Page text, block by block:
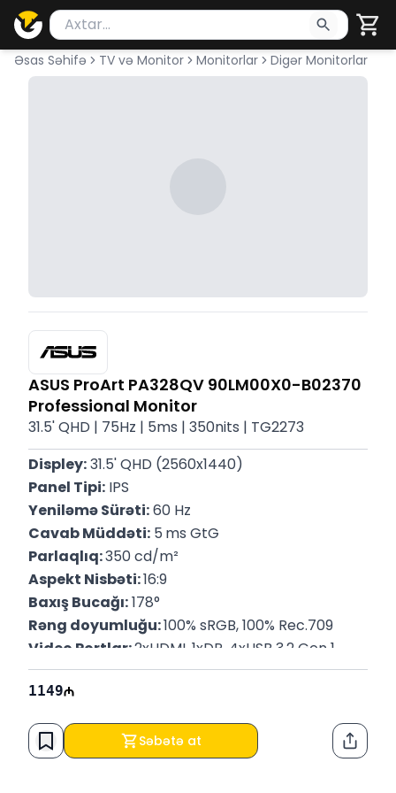
Məhsul axtar
Axtarış üçün ən azı 2 simvol yazın. Göndərmək
Əsas Səhifə TV və Monitor Monitorlar Digər Monitorlar
ASUS ProArt PA328QV 90LM00X0-B02370
Professional Monitor
31.5' QHD | 75Hz | 5ms | 350nits | TG2273
Displey: 31.5' QHD (2560x1440)
Panel Tipi: IPS
Yeniləmə Sürəti: 60 Hz
Cavab Müddəti: 5 ms GtG
Parlaqlıq: 350 cd/m²
Aspekt Nisbəti: 16:9
Baxış Bucağı: 178°
Rəng doyumluğu: 100% sRGB, 100% Rec.709
Video Portlar: 2xHDMI, 1xDP, 4xUSB 3.2 Gen 1
Type-A
Səs sistemi:
P/N:
90LM00X0-B02370
Zəmanət: 12 Ay
1149
Səbətə at